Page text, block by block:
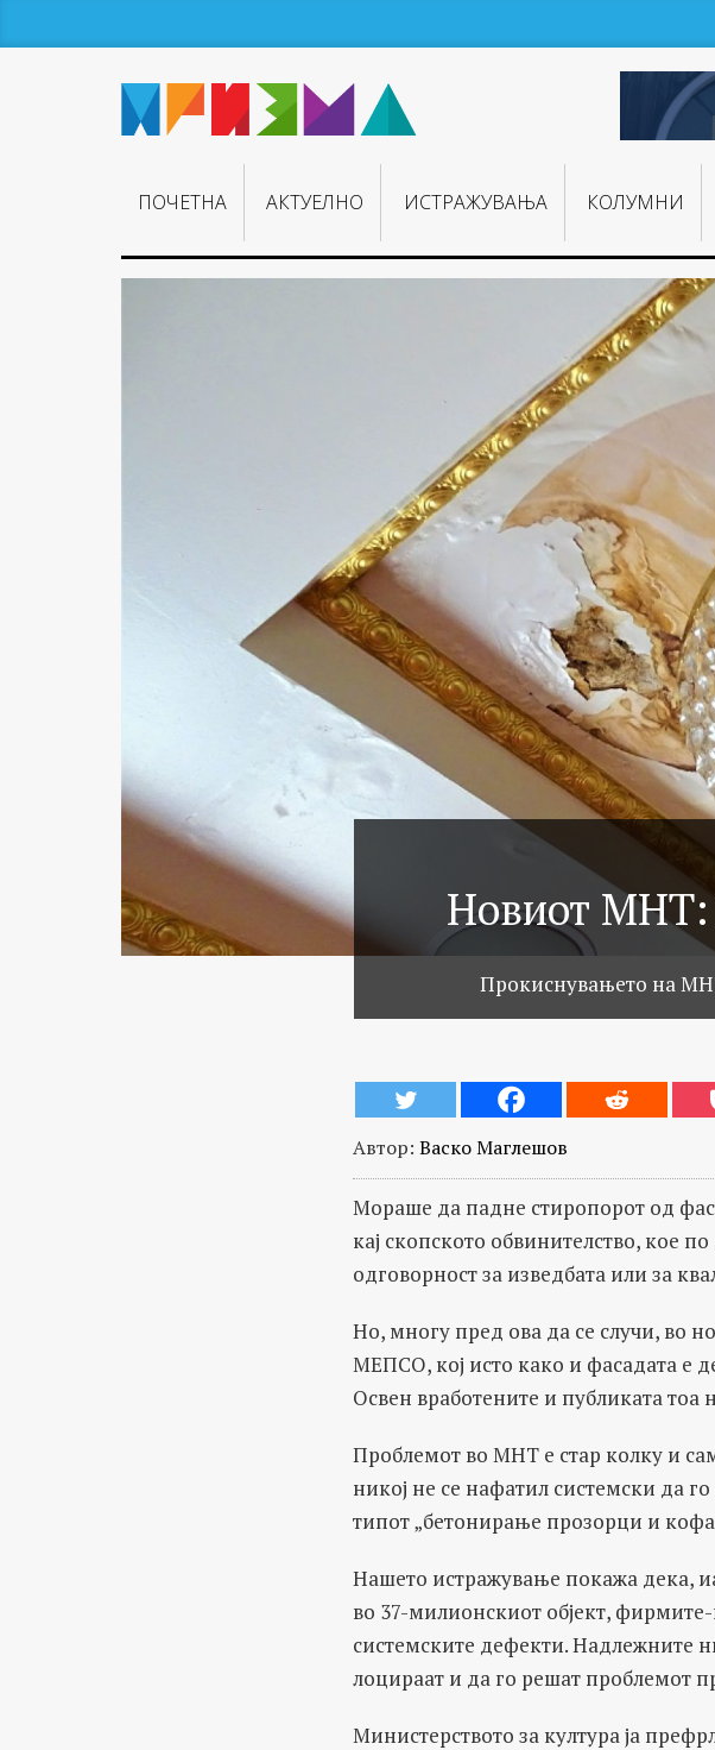
ПОЧЕТНА АКТУЕЛНО ИСТРАЖУВАЊA КОЛУМНИ
Новиот МНТ:
Прокиснувањето на
Автор: Васко Маглешов
Мораше да падне стиропорот од
кај скопското обвинителство, кое
одговорност за изведбата или за
Но, многу пред ова да се случи, во
МЕПСО, кој исто како и фасадата е
Освен вработените и публиката тоа
Проблемот во МНТ е стар колку и
никој не се нафатил системски да
типот „бетонирање прозорци и кофа
Нашето истражување покажа дека,
во 37-милионскиот објект,
системските дефекти. Надлежните
лоцираат и да го решат проблемот
Министерството за култура ја